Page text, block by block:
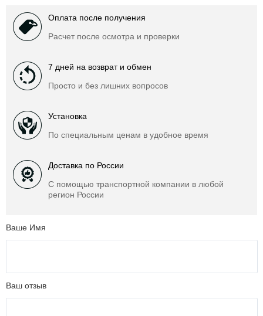
Оплата после получения
Расчет после осмотра и проверки
7 дней на возврат и обмен
Просто и без лишних вопросов
Установка
По специальным ценам в удобное время
Доставка по России
С помощью транспортной компании в любой
регион России
Ваше Имя
Ваш отзыв